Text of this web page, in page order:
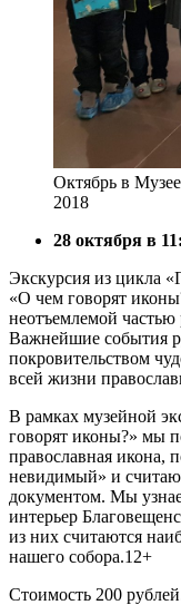
Октябрь в
2018
28 октября в
Экскурсия из цикла
«О чем говорят
неотъемлемой частью
Важнейшие события
покровительством
всей жизни
В рамках музейной
говорят иконы?» мы
православная икона,
невидимый» и
документом. Мы
интерьер
из них считаются
нашего собора.12+
Стоимость 200